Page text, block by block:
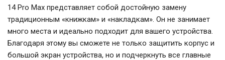
14 Pro Max представляет собой достойную замену
традиционным «книжкам» и «накладкам». Он не занимает
много места и идеально подходит для вашего устройства.
Благодаря этому вы сможете не только защитить корпус и
большой экран устройства, но и подчеркнуть все главные